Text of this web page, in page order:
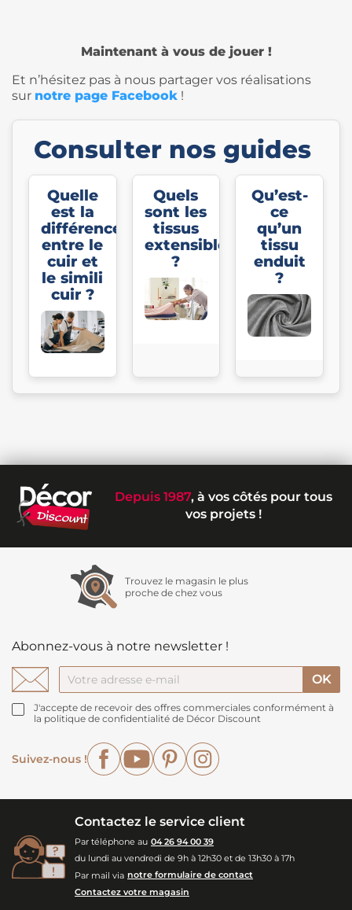
Maintenant à vous de jouer !
Et n’hésitez pas à nous partager vos réalisations
sur notre page Facebook !
Consulter nos guides
Quelle
est la
différence
entre le
cuir et
le simili
cuir ?
Quels
sont les
tissus
extensibles
?
Qu’est-
ce
qu’un
tissu
enduit
?
Depuis 1987, à vos côtés pour tous
vos projets !
Trouvez le magasin le plus
proche de chez vous
Abonnez-vous à notre newsletter !
J'accepte de recevoir des offres commerciales conformément à
la politique de confidentialité de Décor Discount
Suivez-nous !
FacebookYouTubePinterest
Contactez le service client
Par téléphone au 04 26 94 00 39
du lundi au vendredi de 9h à 12h30 et de 13h30 à 17h
Par mail via notre formulaire de contact
Contactez votre magasin